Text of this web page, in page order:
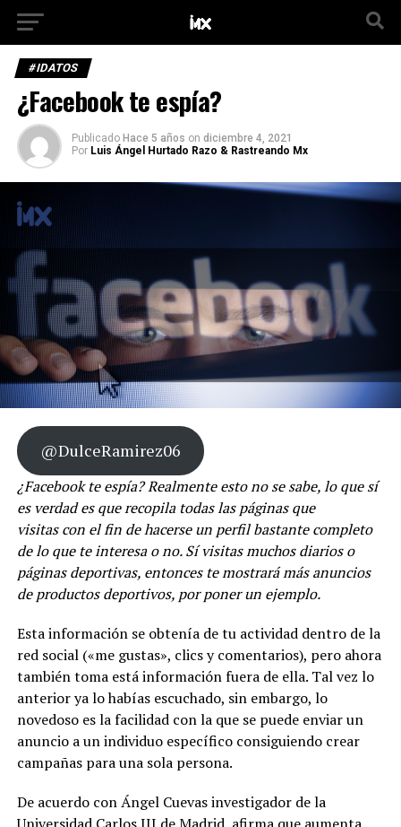
#IDATOS
¿Facebook te espía?
Publicado Hace 5 años on diciembre 4, 2021
Por Luis Ángel Hurtado Razo & Rastreando Mx
@DulceRamirez06
¿Facebook te espía? Realmente esto no se sabe, lo que sí
es verdad es que recopila todas las páginas que
visitas con el fin de hacerse un perfil bastante completo
de lo que te interesa o no. Sí visitas muchos diarios o
páginas deportivas, entonces te mostrará más anuncios
de productos deportivos, por poner un ejemplo.
Esta información se obtenía de tu actividad dentro de la
red social («me gustas», clics y comentarios), pero ahora
también toma está información fuera de ella. Tal vez lo
anterior ya lo habías escuchado, sin embargo, lo
novedoso es la facilidad con la que se puede enviar un
anuncio a un individuo específico consiguiendo crear
campañas para una sola persona.
De acuerdo con Ángel Cuevas investigador de la